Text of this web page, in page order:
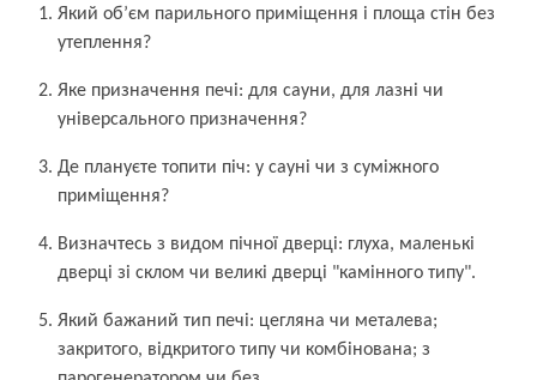
Який об’єм парильного приміщення і площа стін без
утеплення?
Яке призначення печі: для сауни, для лазні чи
універсального призначення?
Де плануєте топити піч: у сауні чи з суміжного
приміщення?
Визначтесь з видом пічної дверці: глуха, маленькі
дверці зі склом чи великі дверці "камінного типу".
Який бажаний тип печі: цегляна чи металева;
закритого, відкритого типу чи комбінована; з